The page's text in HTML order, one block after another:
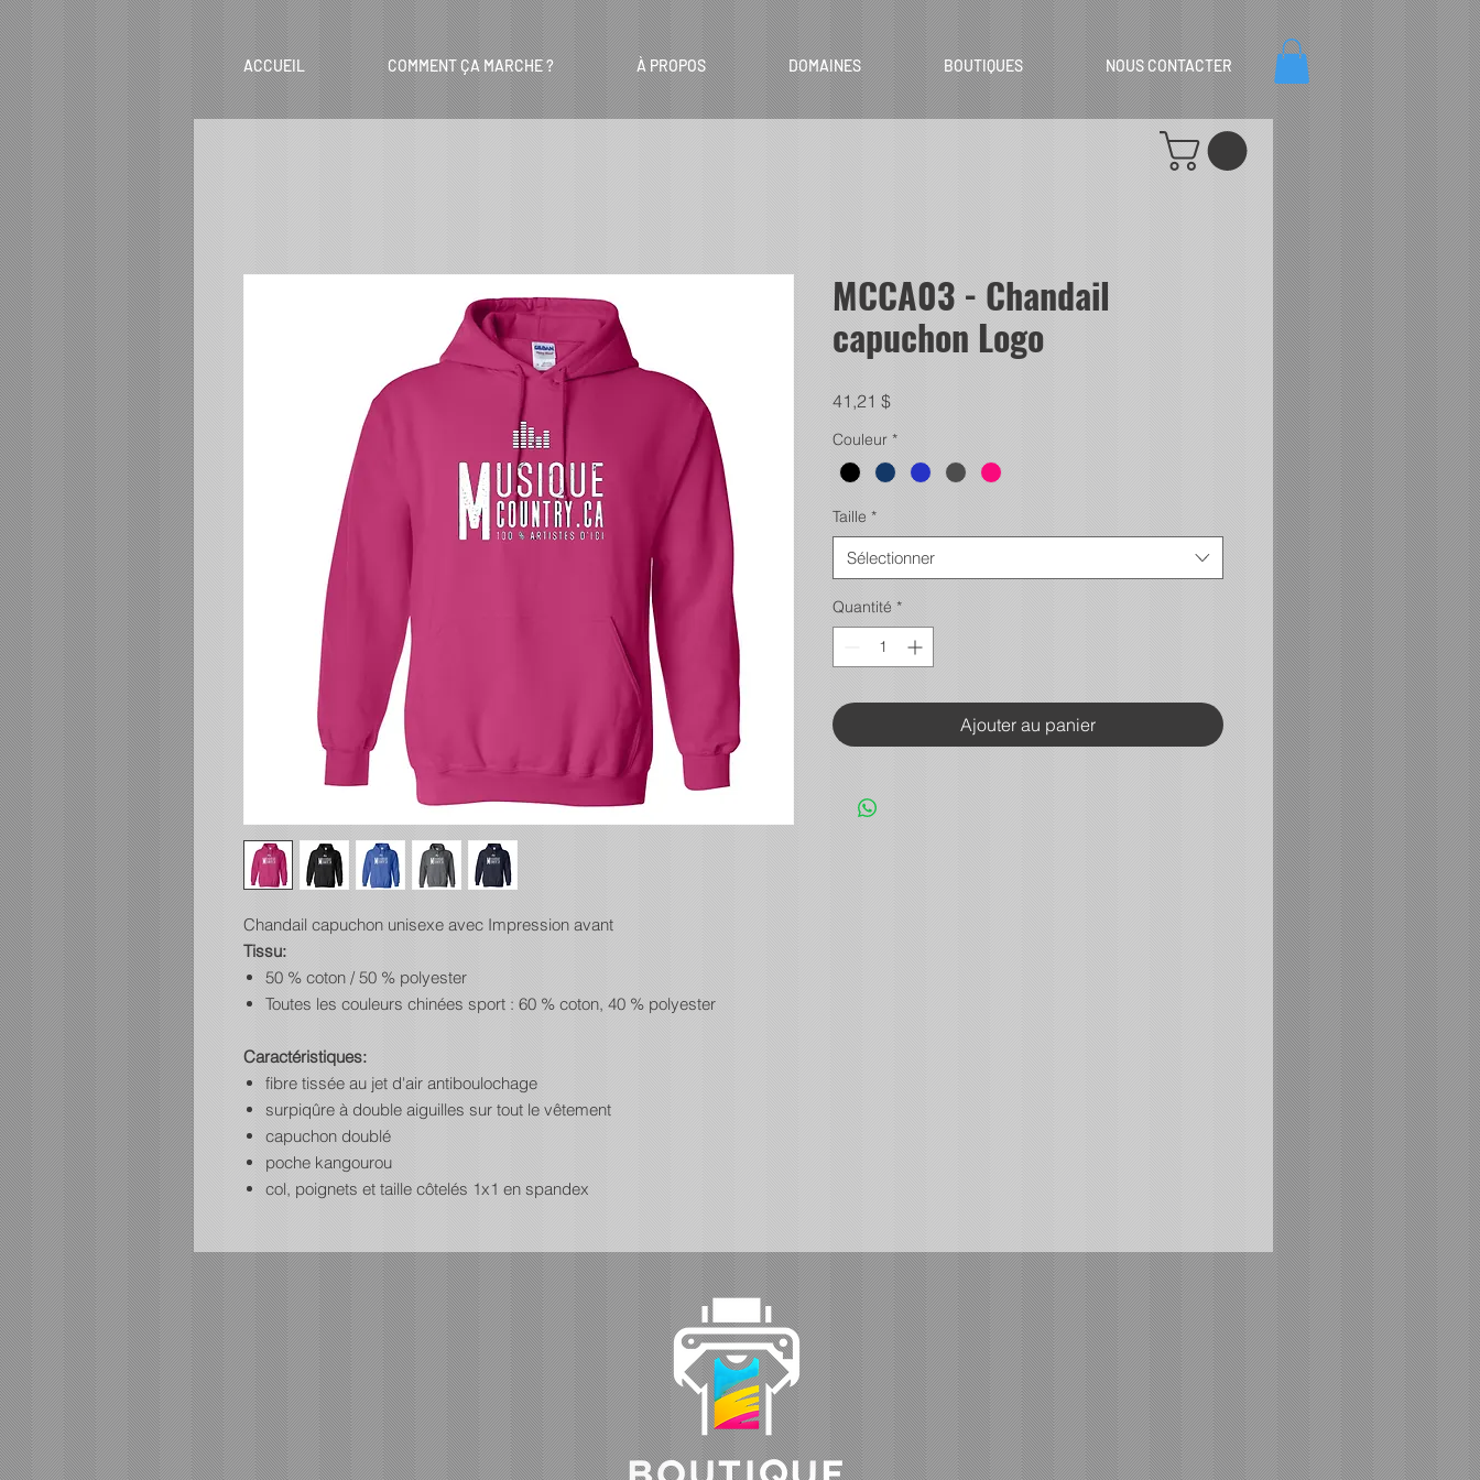
ACCUEIL COMMENT ÇA MARCHE ? À PROPOS DOMAINES BOUTIQUES NOUS CONTACTER
Chandail capuchon unisexe avec Impression avant
Tissu:
50 % coton / 50 % polyester
Toutes les couleurs chinées sport : 60 % coton, 40 % polyester
Caractéristiques:
fibre tissée au jet d'air antiboulochage
surpiqûre à double aiguilles sur tout le vêtement
capuchon doublé
poche kangourou
col, poignets et taille côtelés 1x1 en spandex
MCCA03 - Chandail
capuchon Logo
41,21 $Prix
Couleur *
Taille *
Sélectionner
Quantité *
Ajouter au panier